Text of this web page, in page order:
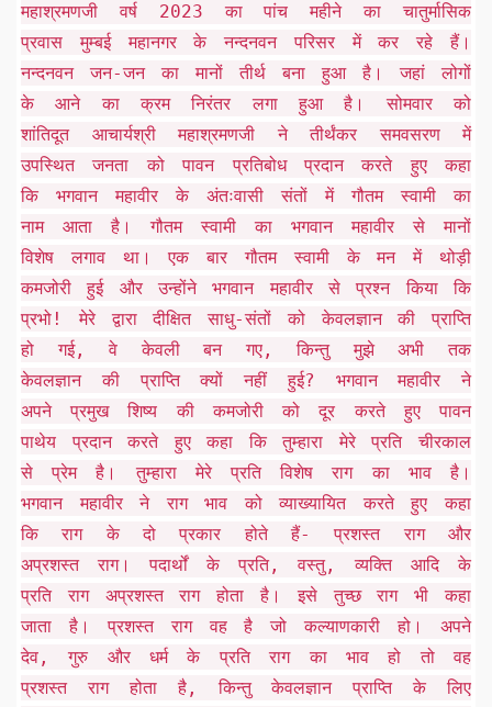
महाश्रमणजी वर्ष 2023 का पांच महीने का चातुर्मासिक
प्रवास मुम्बई महानगर के नन्दनवन परिसर में कर रहे हैं।
नन्दनवन जन-जन का मानों तीर्थ बना हुआ है। जहां लोगों
के आने का क्रम निरंतर लगा हुआ है। सोमवार को
शांतिदूत आचार्यश्री महाश्रमणजी ने तीर्थंकर समवसरण में
उपस्थित जनता को पावन प्रतिबोध प्रदान करते हुए कहा
कि भगवान महावीर के अंतःवासी संतों में गौतम स्वामी का
नाम आता है। गौतम स्वामी का भगवान महावीर से मानों
विशेष लगाव था। एक बार गौतम स्वामी के मन में थोड़ी
कमजोरी हुई और उन्होंने भगवान महावीर से प्रश्न किया कि
प्रभो! मेरे द्वारा दीक्षित साधु-संतों को केवलज्ञान की प्राप्ति
हो गई, वे केवली बन गए, किन्तु मुझे अभी तक
केवलज्ञान की प्राप्ति क्यों नहीं हुई? भगवान महावीर ने
अपने प्रमुख शिष्य की कमजोरी को दूर करते हुए पावन
पाथेय प्रदान करते हुए कहा कि तुम्हारा मेरे प्रति चीरकाल
से प्रेम है। तुम्हारा मेरे प्रति विशेष राग का भाव है।
भगवान महावीर ने राग भाव को व्याख्यायित करते हुए कहा
कि राग के दो प्रकार होते हैं- प्रशस्त राग और
अप्रशस्त राग। पदार्थों के प्रति, वस्तु, व्यक्ति आदि के
प्रति राग अप्रशस्त राग होता है। इसे तुच्छ राग भी कहा
जाता है। प्रशस्त राग वह है जो कल्याणकारी हो। अपने
देव, गुरु और धर्म के प्रति राग का भाव हो तो वह
प्रशस्त राग होता है, किन्तु केवलज्ञान प्राप्ति के लिए